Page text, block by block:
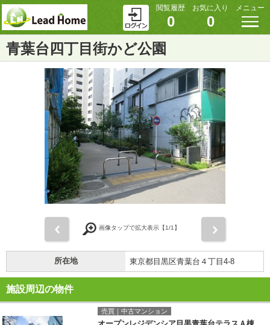
閲覧履歴
0
お気に入り
0
メニュー
青葉台四丁目街かど公園
画像タップで拡大表示【1/1】
所在地 東京都目黒区青葉台４丁目4-8
施設周辺の物件
売買｜中古マンション